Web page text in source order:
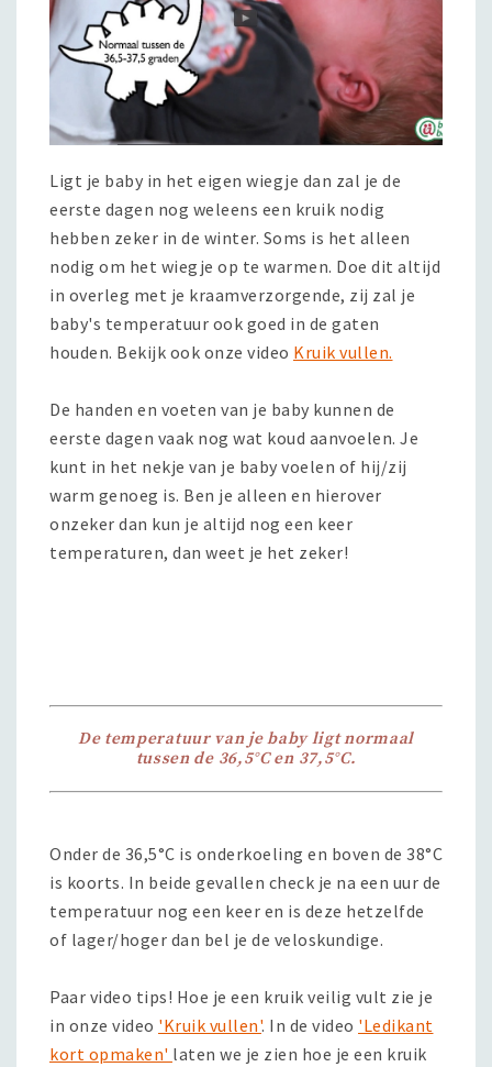
Ligt je baby in het eigen wiegje dan zal je de
eerste dagen nog weleens een kruik nodig
hebben zeker in de winter. Soms is het alleen
nodig om het wiegje op te warmen. Doe dit altijd
in overleg met je kraamverzorgende, zij zal je
baby's temperatuur ook goed in de gaten
houden. Bekijk ook onze video Kruik vullen.
De handen en voeten van je baby kunnen de
eerste dagen vaak nog wat koud aanvoelen. Je
kunt in het nekje van je baby voelen of hij/zij
warm genoeg is. Ben je alleen en hierover
onzeker dan kun je altijd nog een keer
temperaturen, dan weet je het zeker!
De temperatuur van je baby ligt normaal
tussen de 36,5°C en 37,5°C.
Onder de 36,5°C is onderkoeling en boven de 38°C
is koorts. In beide gevallen check je na een uur de
temperatuur nog een keer en is deze hetzelfde
of lager/hoger dan bel je de veloskundige.
Paar video tips! Hoe je een kruik veilig vult zie je
in onze video 'Kruik vullen'. In de video 'Ledikant
kort opmaken' laten we je zien hoe je een kruik